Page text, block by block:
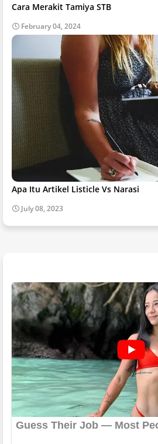
Cara Merakit Tamiya STB
February 04, 2024
Apa Itu Artikel Listicle Vs Narasi
July 08, 2023